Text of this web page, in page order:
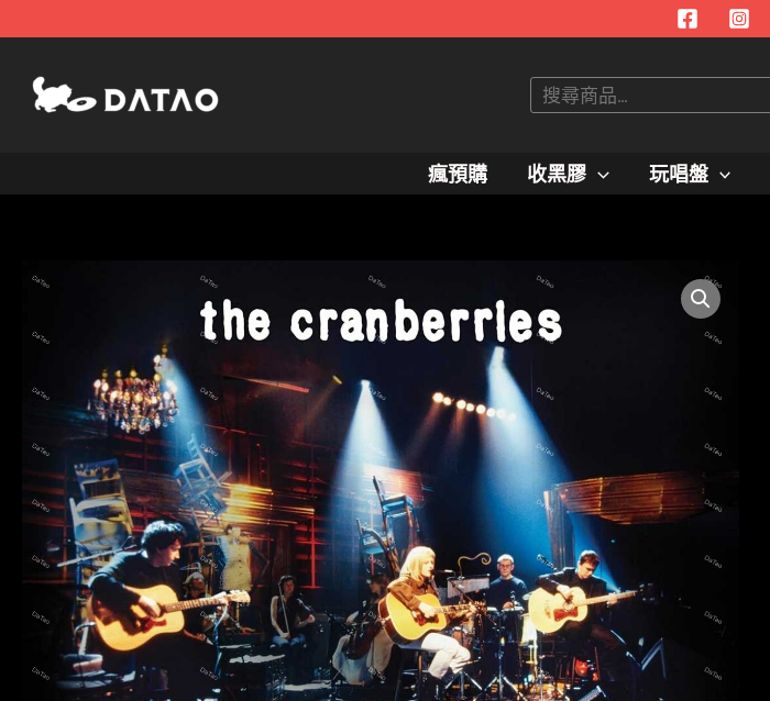
搜
瘋預購 收黑膠 玩唱盤